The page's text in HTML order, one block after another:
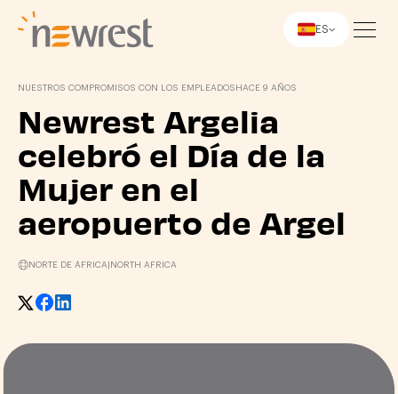
ES
NUESTROS COMPROMISOS CON LOS EMPLEADOS HACE 9 AÑOS
Newrest Argelia
celebró el Día de la
Mujer en el
aeropuerto de Argel
NORTE DE ÁFRICA NORTH AFRICA